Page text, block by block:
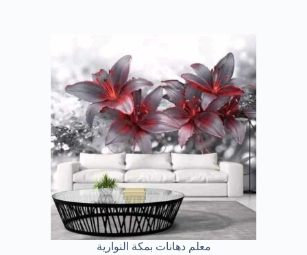
معلم دهانات بمكة النوارية